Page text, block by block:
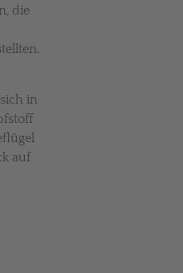
die
in
auf